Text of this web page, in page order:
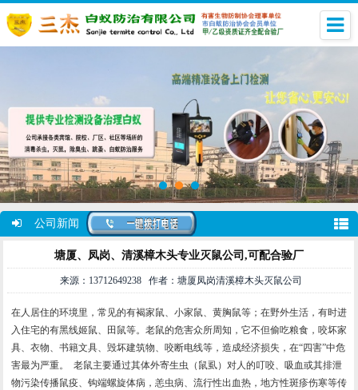
公司新闻
塘厦、凤岗、清溪樟木头专业灭鼠公司,可配合验厂
来源：13712649238 作者：塘厦凤岗清溪樟木头灭鼠公司
在人居住的环境里，常见的有褐家鼠、小家鼠、黄胸鼠等；在野外生活，有时进
入住宅的有黑线姬鼠、田鼠等。老鼠的危害众所周知，它不但偷吃粮食，咬坏家
具、衣物、书籍文具、毁坏建筑物、咬断电线等，造成经济损失，在“四害”中危
害最为严重。 老鼠主要通过其体外寄生虫（鼠虱）对人的叮咬、吸血或其排泄
物污染传播鼠疫、钩端螺旋体病，恙虫病、流行性出血热，地方性斑疹伤寒等传